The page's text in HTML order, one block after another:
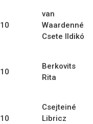
10
van
Waardenné
Csete Ildikó
10
Berkovits
Rita
10
Csejteiné
Libricz